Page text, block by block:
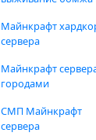
Майнкрафт
сервера
Майнкрафт
городами
СМП Майнкрафт
сервера